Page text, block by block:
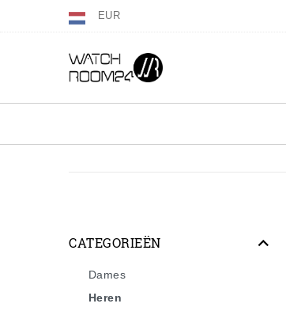
EUR
CATEGORIEËN
Dames
Heren